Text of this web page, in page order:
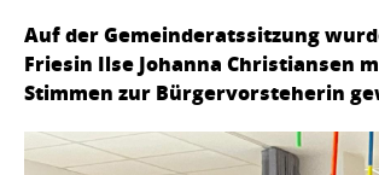
Auf der Gemeinderatssitzung
Friesin Ilse Johanna Christiansen
Stimmen zur Bürgervorsteherin